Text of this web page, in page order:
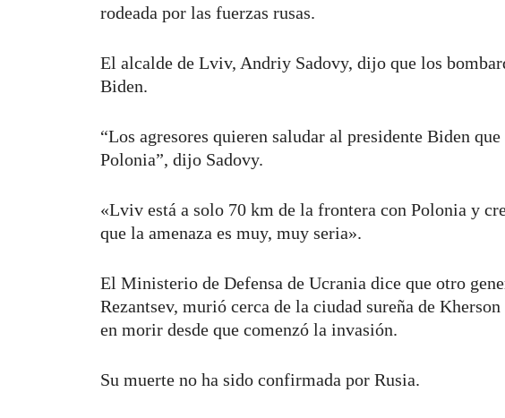
rodeada por las fuerzas rusas.
El alcalde de Lviv, Andriy Sadovy, dijo que los
Biden.
“Los agresores quieren saludar al presidente Biden
Polonia”, dijo Sadovy.
«Lviv está a solo 70 km de la frontera con Polonia y
que la amenaza es muy, muy seria».
El Ministerio de Defensa de Ucrania dice que otro
Rezantsev, murió cerca de la ciudad sureña de
en morir desde que comenzó la invasión.
Su muerte no ha sido confirmada por Rusia.